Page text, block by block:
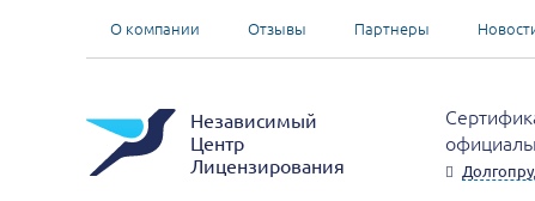
О компании Отзывы Партнеры
Независимый
Центр
Лицензирования